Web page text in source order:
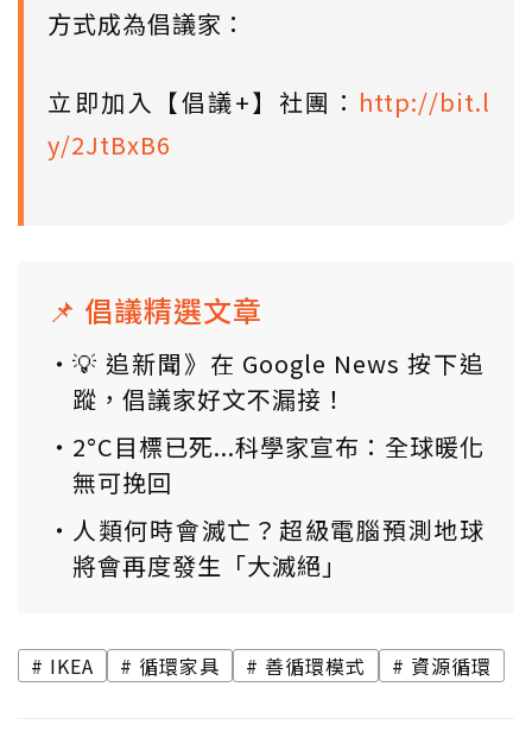
方式成為倡議家：
立即加入【倡議+】社團： http://bit.l
y/2JtBxB6
📌 倡議精選文章
💡 追新聞》在 Google News 按下追
蹤，倡議家好文不漏接！
2°C目標已死...科學家宣布：全球暖化
無可挽回
人類何時會滅亡？超級電腦預測地球
將會再度發生「大滅絕」
IKEA 循環家具 善循環模式 資源循環